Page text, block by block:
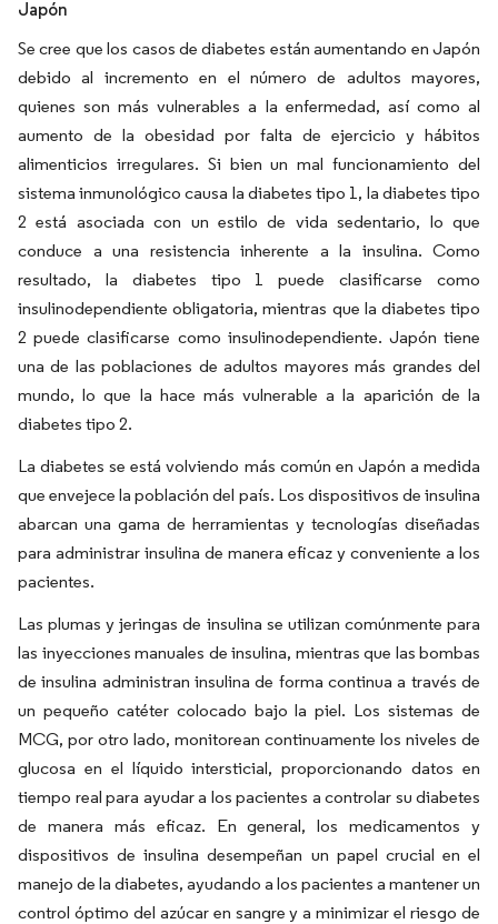
Japón
Se cree que los casos de diabetes están aumentando en Japón
debido al incremento en el número de adultos mayores,
quienes son más vulnerables a la enfermedad, así como al
aumento de la obesidad por falta de ejercicio y hábitos
alimenticios irregulares. Si bien un mal funcionamiento del
sistema inmunológico causa la diabetes tipo 1, la diabetes tipo
2 está asociada con un estilo de vida sedentario, lo que
conduce a una resistencia inherente a la insulina. Como
resultado, la diabetes tipo 1 puede clasificarse como
insulinodependiente obligatoria, mientras que la diabetes tipo
2 puede clasificarse como insulinodependiente. Japón tiene
una de las poblaciones de adultos mayores más grandes del
mundo, lo que la hace más vulnerable a la aparición de la
diabetes tipo 2.
La diabetes se está volviendo más común en Japón a medida
que envejece la población del país. Los dispositivos de insulina
abarcan una gama de herramientas y tecnologías diseñadas
para administrar insulina de manera eficaz y conveniente a los
pacientes.
Las plumas y jeringas de insulina se utilizan comúnmente para
las inyecciones manuales de insulina, mientras que las bombas
de insulina administran insulina de forma continua a través de
un pequeño catéter colocado bajo la piel. Los sistemas de
MCG, por otro lado, monitorean continuamente los niveles de
glucosa en el líquido intersticial, proporcionando datos en
tiempo real para ayudar a los pacientes a controlar su diabetes
de manera más eficaz. En general, los medicamentos y
dispositivos de insulina desempeñan un papel crucial en el
manejo de la diabetes, ayudando a los pacientes a mantener un
control óptimo del azúcar en sangre y a minimizar el riesgo de